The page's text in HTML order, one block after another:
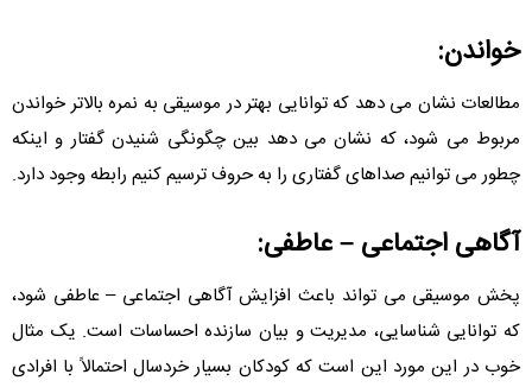
خواندن:
مطالعات نشان می دهد که توانایی بهتر در موسیقی به نمره بالاتر خواندن
مربوط می شود، که نشان می دهد بین چگونگی شنیدن گفتار و اینکه
چطور می توانیم صداهای گفتاری را به حروف ترسیم کنیم رابطه وجود دارد.
آگاهی اجتماعی – عاطفی:
پخش موسیقی می تواند باعث افزایش آگاهی اجتماعی – عاطفی شود،
که توانایی شناسایی، مدیریت و بیان سازنده احساسات است. یک مثال
خوب در این مورد این است که کودکان بسیار خردسال احتمالاً با افرادی